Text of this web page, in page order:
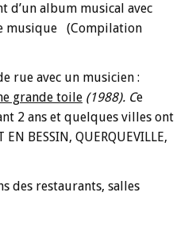
d’un album musical avec
musique (Compilation
rue avec un musicien :
grande toile (1988). Ce
2 ans et quelques villes ont
EN BESSIN, QUERQUEVILLE,
des restaurants, salles